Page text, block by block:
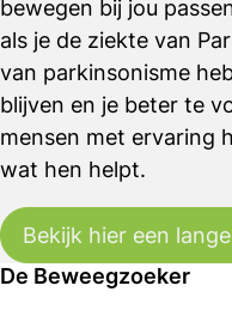
bewegen bij jou
als je de ziekte van
van parkinsonisme
blijven en je beter te
mensen met ervaring
wat hen helpt.
Bekijk hier een
De Beweegzoeker